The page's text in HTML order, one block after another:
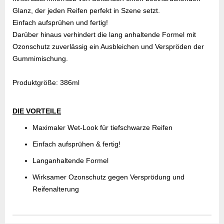
Glanz, der jeden Reifen perfekt in Szene setzt.
Einfach aufsprühen und fertig!
Darüber hinaus verhindert die lang anhaltende Formel mit
Ozonschutz zuverlässig ein Ausbleichen und Verspröden der
Gummimischung.
Produktgröße: 386ml
DIE VORTEILE
Maximaler Wet-Look für tiefschwarze Reifen
Einfach aufsprühen & fertig!
Langanhaltende Formel
Wirksamer Ozonschutz gegen Versprödung und
Reifenalterung